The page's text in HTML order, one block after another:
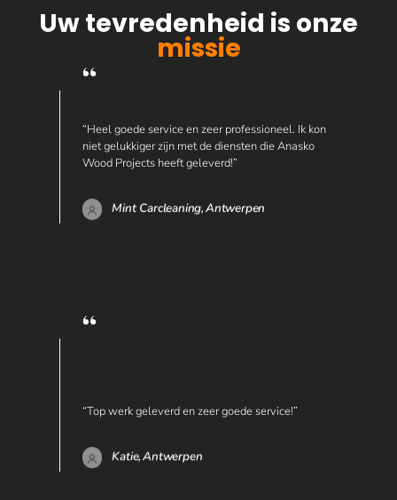
Uw tevredenheid is onze
missie
“Heel goede service en zeer professioneel. Ik kon
niet gelukkiger zijn met de diensten die Anasko
Wood Projects heeft geleverd!”
Mint Carcleaning,Antwerpen
“Top werk geleverd en zeer goede service!”
Katie,Antwerpen